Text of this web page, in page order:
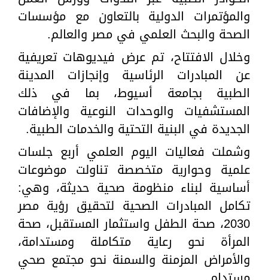
والمؤتمرات الدولية بالتعاون مع مؤسسات
الصحة والبحث العلمي في مصر والعالم.
وخلال الافتتاح، تم عرض فيديوهات تعريفية
عن المبادرات الرئاسية وإنجازات المدينة
الطبية بجامعة أسيوط، بما في ذلك
المستشفيات والوحدات النوعية والإضافات
الجديدة في البنية التحتية والخدمات الطبية.
وشملت فعاليات اليوم العلمي أربع جلسات
علمية وحوارية متخصصة تناولت موضوعات
أساسية لبناء منظومة صحية حديثة، وهي:
تكامل المبادرات الصحية لتحقيق رؤية مصر
2030، صحة الطفل واستثمار المستقبل، صحة
المرأة نحو رعاية متكاملة ومستدامة،
والأمراض المزمنة والسمنة نحو مجتمع صحي